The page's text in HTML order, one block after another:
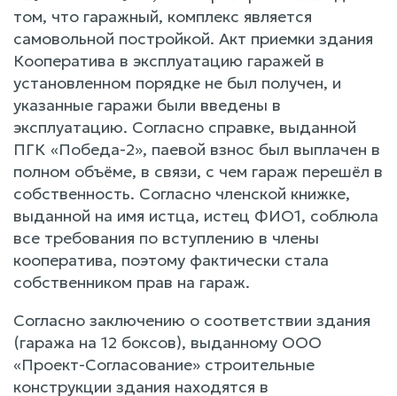
том, что гаражный, комплекс является
самовольной постройкой. Акт приемки здания
Кооператива в эксплуатацию гаражей в
установленном порядке не был получен, и
указанные гаражи были введены в
эксплуатацию. Согласно справке, выданной
ПГК «Победа-2», паевой взнос был выплачен в
полном объёме, в связи, с чем гараж перешёл в
собственность. Согласно членской книжке,
выданной на имя истца, истец ФИО1, соблюла
все требования по вступлению в члены
кооператива, поэтому фактически стала
собственником прав на гараж.
Согласно заключению о соответствии здания
(гаража на 12 боксов), выданному ООО
«Проект-Согласование» строительные
конструкции здания находятся в